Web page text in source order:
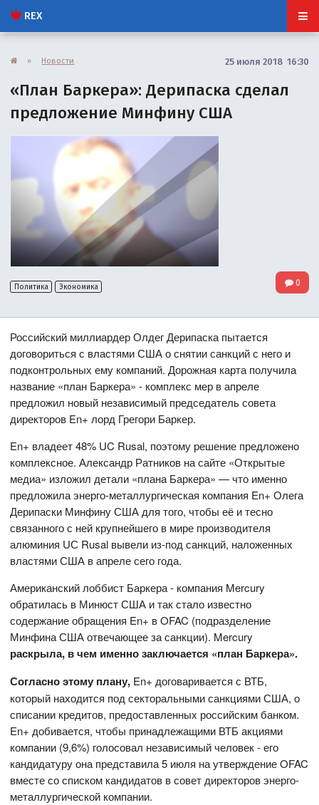
REX
» Новости 25 июля 2018 16:30
«План Баркера»: Дерипаска сделал
предложение Минфину США
Политика Экономика 0
Российский миллиардер Олдег Дерипаска пытается
договориться с властями США о снятии санкций с него и
подконтрольных ему компаний. Дорожная карта получила
название «план Баркера» - комплекс мер в апреле
предложил новый независимый председатель совета
директоров En+ лорд Грегори Баркер.
En+ владеет 48% UC Rusal, поэтому решение предложено
комплексное. Александр Ратников на сайте «Открытые
медиа» изложил детали «плана Баркера» — что именно
предложила энерго-металлургическая компания En+ Олега
Дерипаски Минфину США для того, чтобы её и тесно
связанного с ней крупнейшего в мире производителя
алюминия UС Rusal вывели из-под санкций, наложенных
властями США в апреле сего года.
Американский лоббист Баркера - компания Mercury
обратилась в Минюст США и так стало известно
содержание обращения En+ в OFAC (подразделение
Минфина США отвечающее за санкции). Mercury
раскрыла, вчем именно заключается «план Баркера».
Согласно этому плану, En+ договаривается с ВТБ,
который находится под секторальными санкциями США, о
списании кредитов, предоставленных российским банком.
En+ добивается, чтобы принадлежащими ВТБ акциями
компании (9,6%) голосовал независимый человек - его
кандидатуру она представила 5 июля на утверждение OFAC
вместе со списком кандидатов в совет директоров энерго-
металлургической компании.